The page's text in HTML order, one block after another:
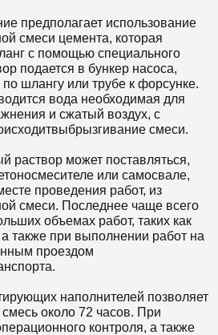
предполагает использование
смеси цемента, которая
с помощью специального
подается в бункер насоса,
шлангу или трубе к форсунке.
вода необходимая для
и сжатый воздух, с
выбрызгивание смеси.
раствор может поставляться,
или самосвале,
проведения работ, из
смеси. Последнее чаще всего
объемах работ, таких как
также при выполнении работ на
проездом
наполнителей позволяет
смесь около 72 часов. При
контроля, а также